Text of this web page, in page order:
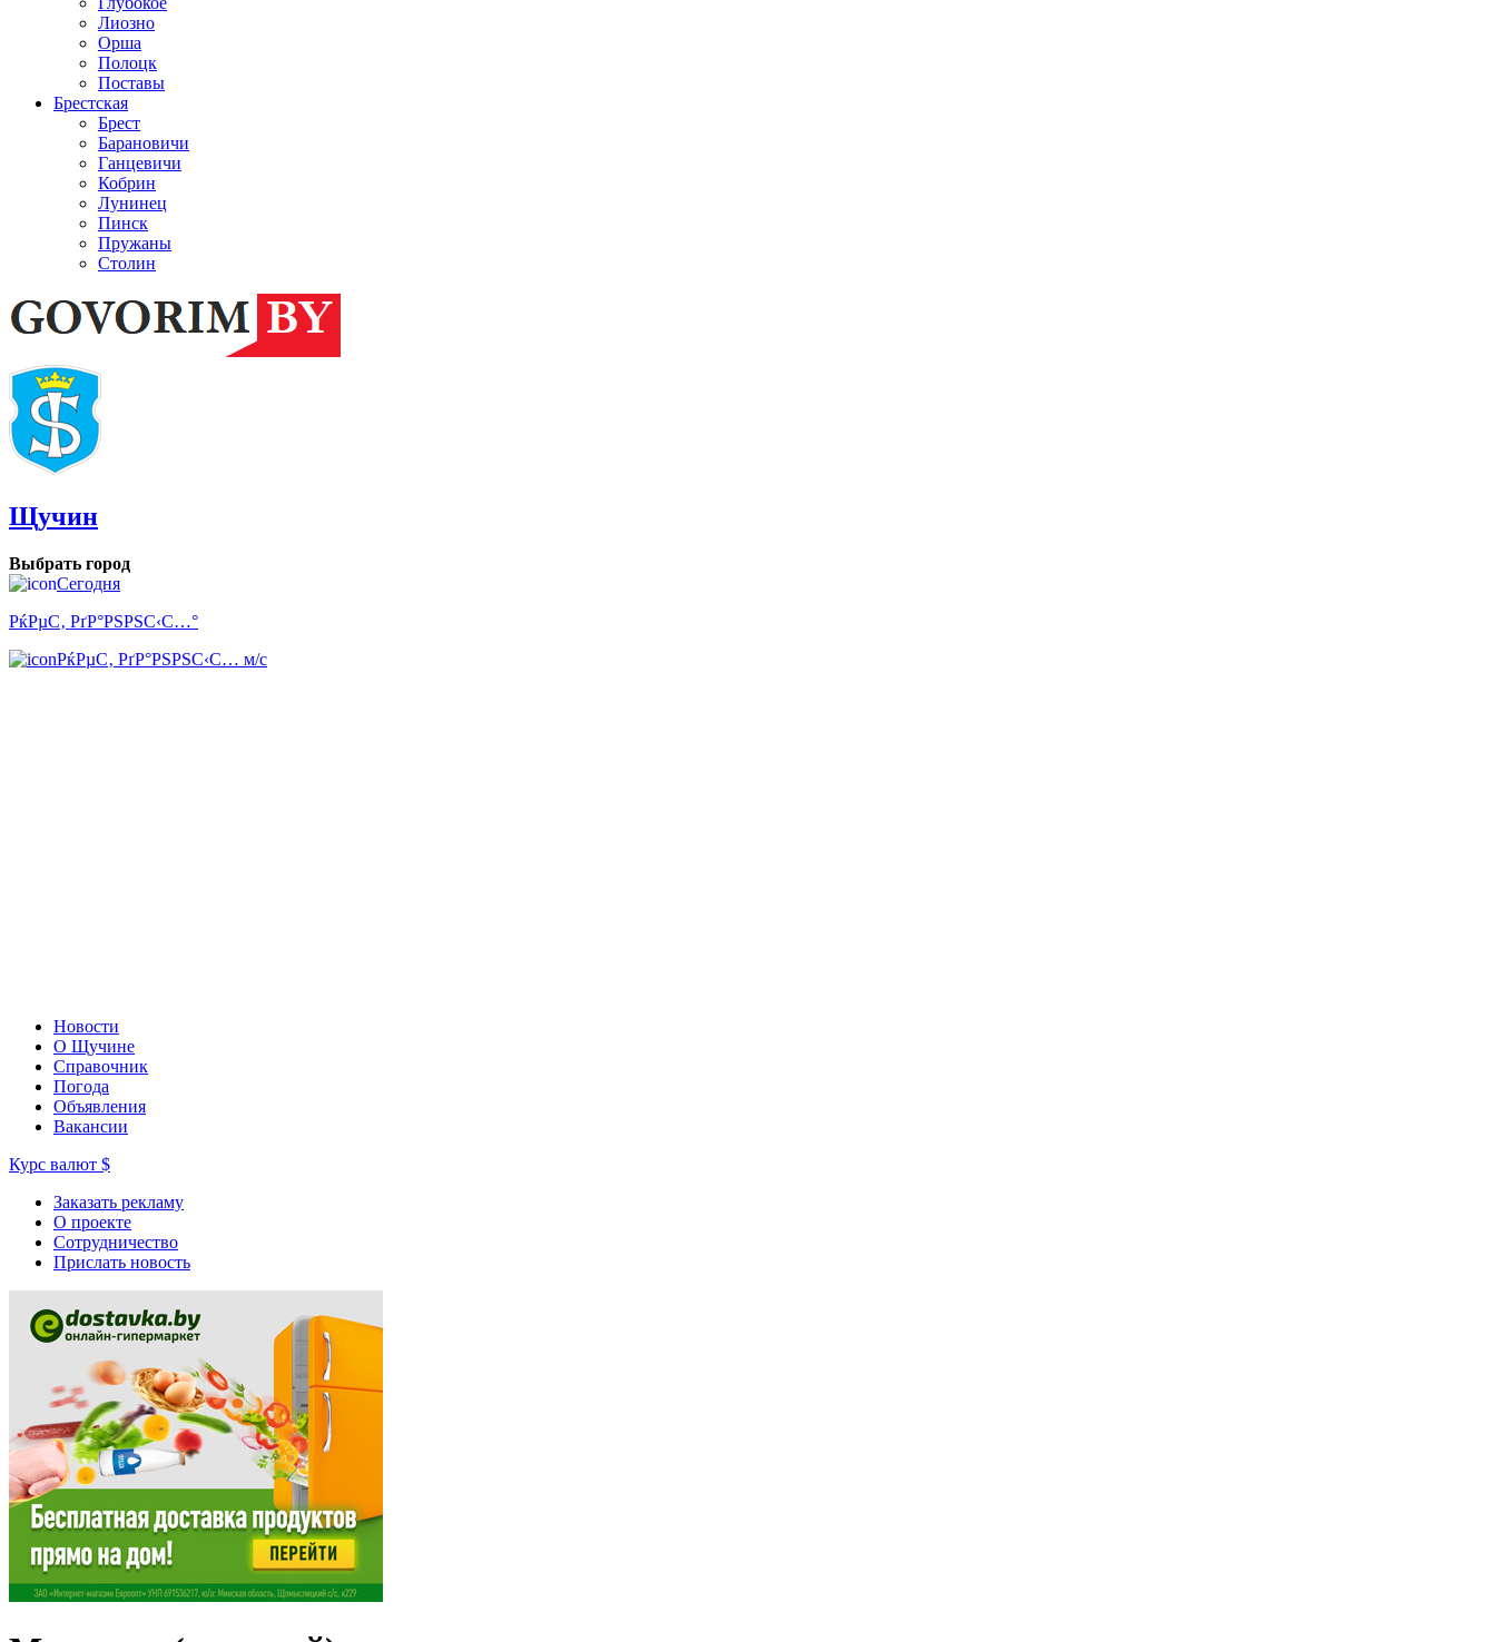
Лиозно
Орша
Полоцк
Поставы
Брестская
Брест
Барановичи
Ганцевичи
Кобрин
Лунинец
Пинск
Пружаны
Столин
Щучин
Выбрать город
Сегодня
РќРµС‚ РґР°РЅРЅС‹С…°
РќРµС‚ РґР°РЅРЅС‹С… м/с
Новости
О Щучине
Справочник
Погода
Объявления
Вакансии
Курс валют $
Заказать рекламу
О проекте
Сотрудничество
Прислать новость